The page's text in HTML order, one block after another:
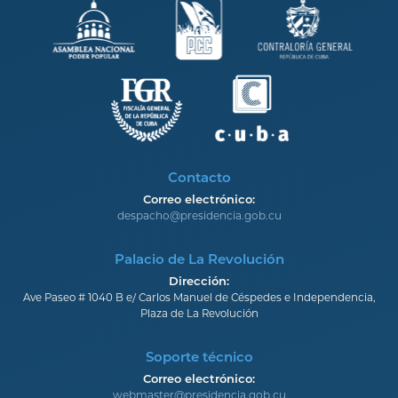
Contacto
Correo electrónico:
despacho@presidencia.gob.cu
Palacio de La Revolución
Dirección:
Ave Paseo # 1040 B e/ Carlos Manuel de Céspedes e Independencia,
Plaza de La Revolución
Soporte técnico
Correo electrónico:
webmaster@presidencia.gob.cu